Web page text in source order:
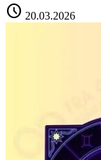
schedule 20.03.2026